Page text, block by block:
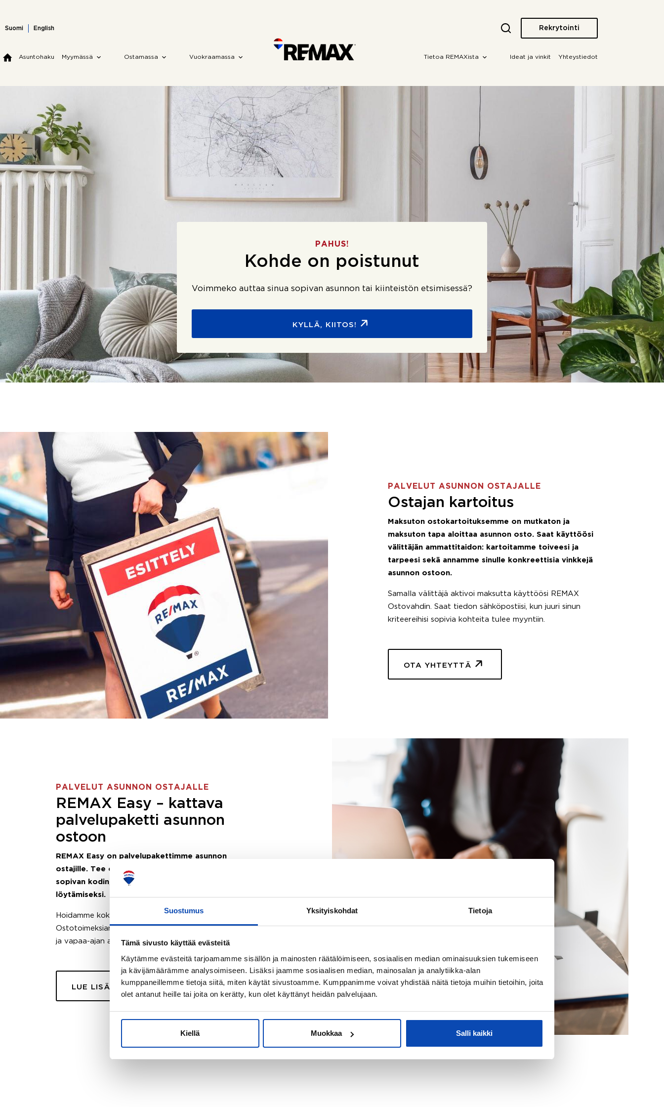
Suostumus Yksityiskohdat Tietoja
Tämä sivusto käyttää evästeitä
Käytämme evästeitä tarjoamamme sisällön ja mainosten räätälöimiseen, sosiaalisen median ominaisuuksien tukemiseen
ja kävijämäärämme analysoimiseen. Lisäksi jaamme sosiaalisen median, mainosalan ja analytiikka-alan
kumppaneillemme tietoja siitä, miten käytät sivustoamme. Kumppanimme voivat yhdistää näitä tietoja muihin tietoihin, joita
olet antanut heille tai joita on kerätty, kun olet käyttänyt heidän palvelujaan.
Kiellä Muokkaa Salli kaikki
content
Suomi English Rekrytointi
Asuntohaku Myymässä Ostamassa Vuokraamassa Tietoa REMAXista Ideat ja vinkit Yhteystiedot
PAHUS!
Kohde on poistunut
Voimmeko auttaa sinua sopivan asunnon tai kiinteistön etsimisessä?
KYLLÄ, KIITOS!
PALVELUT ASUNNON OSTAJALLE
Ostajan kartoitus
Maksuton ostokartoituksemme on mutkaton ja
maksuton tapa aloittaa asunnon osto. Saat käyttöösi
välittäjän ammattitaidon: kartoitamme toiveesi ja
tarpeesi sekä annamme sinulle konkreettisia vinkkejä
asunnon ostoon.
Samalla välittäjä aktivoi maksutta käyttöösi REMAX
Ostovahdin. Saat tiedon sähköpostiisi, kun juuri sinun
kriteereihisi sopivia kohteita tulee myyntiin.
OTA YHTEYTTÄ
PALVELUT ASUNNON OSTAJALLE
REMAX Easy – kattava
palvelupaketti asunnon
ostoon
REMAX Easy on palvelupakettimme asunnon
ostajille. Tee ostotoimeksianto ja etsimme juuri sinulle
sopivan kodin, eikä sinun tarvitse nähdä vaivaa sen
löytämiseksi.
Hoidamme koko ostoprosessin puolestasi.
Ostotoimeksiantopalvelumme sopii myös esimerkiksi sijoitus-
ja vapaa-ajan asuntojen ostoon.
LUE LISÄÄ